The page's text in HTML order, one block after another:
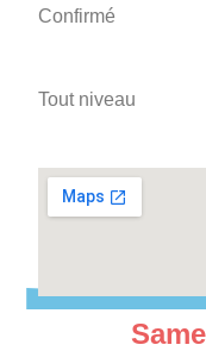
Confirmé
Tout niveau